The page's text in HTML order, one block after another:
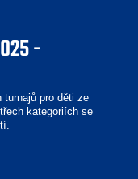
-
turnajů pro děti ze
kategoriích se